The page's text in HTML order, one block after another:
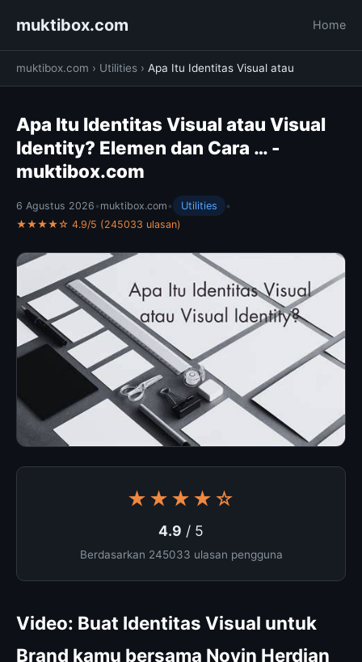
muktibox.com Home
muktibox.com › Utilities › Apa Itu Identitas Visual atau
Apa Itu Identitas Visual atau Visual
Identity? Elemen dan Cara … -
muktibox.com
6 Agustus 2026 • muktibox.com • Utilities
•
★★★★☆ 4.9/5 (245033 ulasan)
★★★★☆
4.9 / 5
Berdasarkan 245033 ulasan pengguna
Video: Buat Identitas Visual untuk
Brand kamu bersama Novin Herdian